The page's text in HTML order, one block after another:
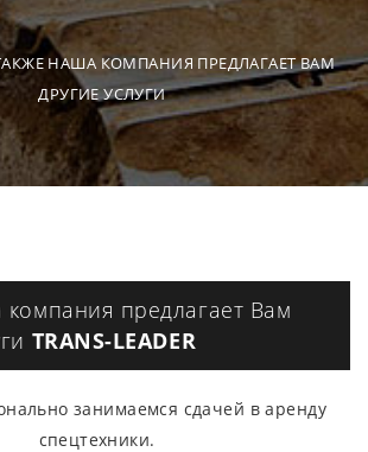
НАША КОМПАНИЯ ПРЕДЛАГАЕТ ВАМ
ДРУГИЕ УСЛУГИ
предлагает Вам
TRANS-LEADER
занимаемся сдачей в аренду
спецтехники.